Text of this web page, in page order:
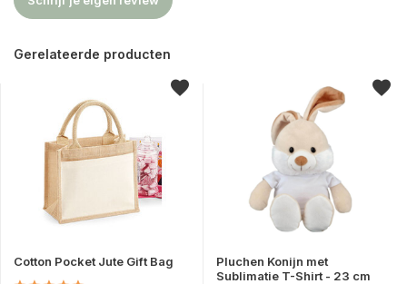
Gerelateerde producten
Cotton Pocket Jute Gift Bag
Pluchen Konijn met
Sublimatie T-Shirt - 23 cm